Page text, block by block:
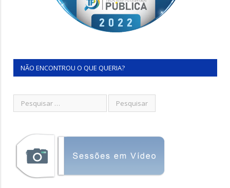
NÃO ENCONTROU O QUE QUERIA?